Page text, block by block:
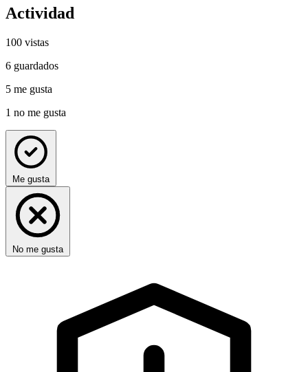
Actividad
100 vistas
6 guardados
5 me gusta
1 no me gusta
Me gusta
No me gusta